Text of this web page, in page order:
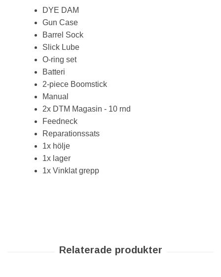
DYE DAM
Gun Case
Barrel Sock
Slick Lube
O-ring set
Batteri
2-piece Boomstick
Manual
2x DTM Magasin - 10 rnd
Feedneck
Reparationssats
1x hölje
1x lager
1x Vinklat grepp